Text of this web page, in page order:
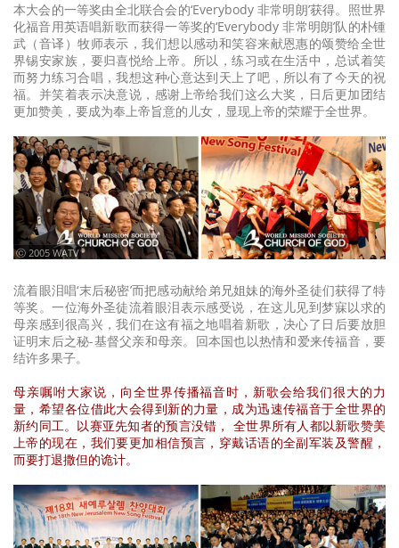
本大会的一等奖由全北联合会的‘Everybody 非常明朗’获得。照世界
化福音用英语唱新歌而获得一等奖的‘Everybody 非常明朗’队的朴锺
武（音译）牧师表示，我们想以感动和笑容来献恩惠的颂赞给全世
界锡安家族，要归喜悦给上帝。所以，练习或在生活中，总试着笑
而努力练习合唱，我想这种心意达到天上了吧，所以有了今天的祝
福。并笑着表示决意说，感谢上帝给我们这么大奖，日后更加团结
更加赞美，要成为奉上帝旨意的儿女，显现上帝的荣耀于全世界。
ⓒ 2005 WATV
流着眼泪唱‘末后秘密’而把感动献给弟兄姐妹的海外圣徒们获得了特
等奖。一位海外圣徒流着眼泪表示感受说，在这儿见到梦寐以求的
母亲感到很高兴，我们在这有福之地唱着新歌，决心了日后要放胆
证明末后之秘-基督父亲和母亲。回本国也以热情和爱来传福音，要
结许多果子。
母亲嘱咐大家说，向全世界传播福音时，新歌会给我们很大的力
量，希望各位借此大会得到新的力量，成为迅速传福音于全世界的
新约同工。以赛亚先知者的预言没错， 全世界所有人都以新歌赞美
上帝的现在，我们要更加相信预言，穿戴话语的全副军装及警醒，
而要打退撒但的诡计。